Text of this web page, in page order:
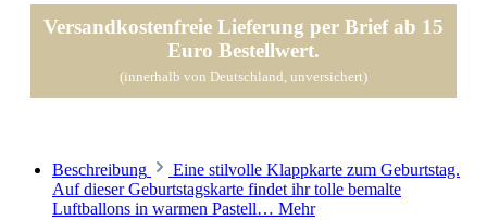
Versandkostenfreie Lieferung per Brief ab 15
Euro Bestellwert.
(innerhalb von Deutschland, unversichert)
Beschreibung
Eine stilvolle Klappkarte zum Geburtstag.
Auf dieser Geburtstagskarte findet ihr tolle bemalte
Luftballons in warmen Pastell… Mehr